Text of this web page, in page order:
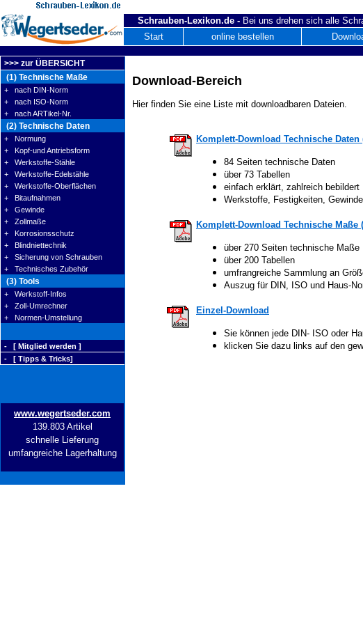
Schrauben-Lexikon.de - Bei uns drehen sich alle
Start
online bestellen
>>> zur ÜBERSICHT
(1) Technische Maße
+ nach DIN-Norm
+ nach ISO-Norm
+ nach ARTikel-Nr.
(2) Technische Daten
+ Normung
+ Kopf-und Antriebsform
+ Werkstoffe-Stähle
+ Werkstoffe-Edelstähle
+ Werkstoffe-Oberflächen
+ Bitaufnahmen
+ Gewinde
+ Zollmaße
+ Korrosionsschutz
+ Blindniettechnik
+ Sicherung von Schrauben
+ Technisches Zubehör
(3) Tools
+ Werkstoff-Infos
+ Zoll-Umrechner
+ Normen-Umstellung
- [ Mitglied werden ]
- [ Tipps & Tricks]
www.wegertseder.com
139.803 Artikel
schnelle Lieferung
umfangreiche Lagerhaltung
Download-Bereich
Hier finden Sie eine Liste mit downloadbaren Dateien.
Komplett-Download Technische Daten
84 Seiten technische Daten
über 73 Tabellen
einfach erklärt, zahlreich bebildert
Werkstoffe, Festigkeiten,
Komplett-Download Technische Maße
über 270 Seiten technische Maße
über 200 Tabellen
umfrangreiche Sammlung an
Auszug für DIN, ISO und Haus-
Einzel-Download
Sie können jede DIN- ISO oder
klicken Sie dazu links auf den